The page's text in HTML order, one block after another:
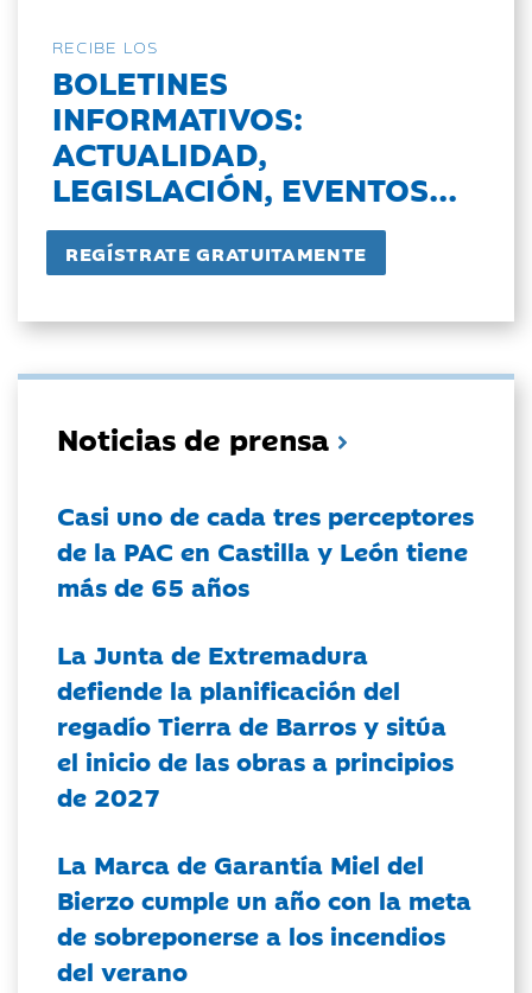
RECIBE LOS
BOLETINES
INFORMATIVOS:
ACTUALIDAD,
LEGISLACIÓN, EVENTOS...
Noticias de prensa
Casi uno de cada tres perceptores
de la PAC en Castilla y León tiene
más de 65 años
La Junta de Extremadura
defiende la planificación del
regadío Tierra de Barros y sitúa
el inicio de las obras a principios
de 2027
La Marca de Garantía Miel del
Bierzo cumple un año con la meta
de sobreponerse a los incendios
del verano